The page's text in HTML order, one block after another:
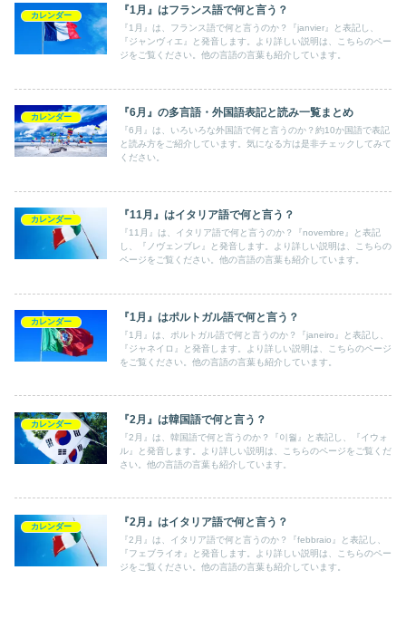
カレンダー 『1月』はフランス語で何と言う？
『1月』は、フランス語で何と言うのか？『janvier』と表記し、
『ジャンヴィエ』と発音します。より詳しい説明は、こちらのペー
ジをご覧ください。他の言語の言葉も紹介しています。
カレンダー 『6月』の多言語・外国語表記と読み一覧まとめ
『6月』は、いろいろな外国語で何と言うのか？約10か国語で表記
と読み方をご紹介しています。気になる方は是非チェックしてみて
ください。
カレンダー 『11月』はイタリア語で何と言う？
『11月』は、イタリア語で何と言うのか？『novembre』と表記
し、『ノヴェンブレ』と発音します。より詳しい説明は、こちらの
ページをご覧ください。他の言語の言葉も紹介しています。
カレンダー 『1月』はポルトガル語で何と言う？
『1月』は、ポルトガル語で何と言うのか？『janeiro』と表記し、
『ジャネイロ』と発音します。より詳しい説明は、こちらのページ
をご覧ください。他の言語の言葉も紹介しています。
カレンダー 『2月』は韓国語で何と言う？
『2月』は、韓国語で何と言うのか？『이월』と表記し、『イウォ
ル』と発音します。より詳しい説明は、こちらのページをご覧くだ
さい。他の言語の言葉も紹介しています。
カレンダー 『2月』はイタリア語で何と言う？
『2月』は、イタリア語で何と言うのか？『febbraio』と表記し、
『フェブライオ』と発音します。より詳しい説明は、こちらのペー
ジをご覧ください。他の言語の言葉も紹介しています。